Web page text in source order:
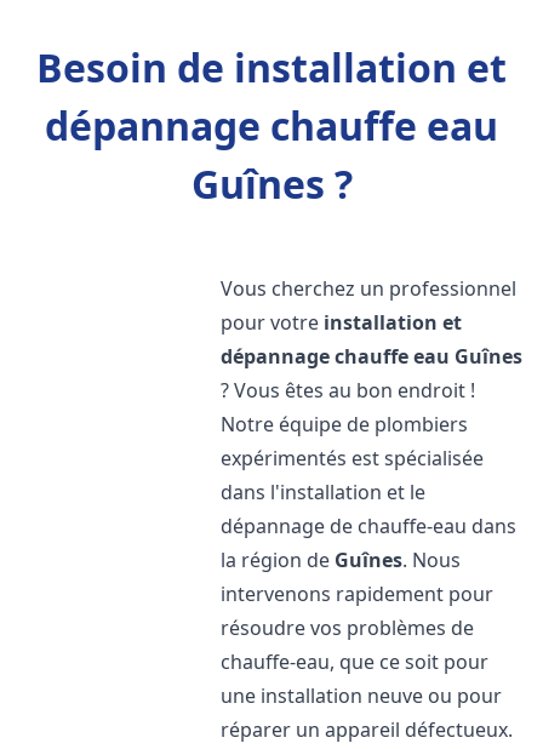
Besoin de installation et
dépannage chauffe eau
Guînes ?
Vous cherchez un professionnel
pour votre installation et
dépannage chauffe eau Guînes
? Vous êtes au bon endroit !
Notre équipe de plombiers
expérimentés est spécialisée
dans l'installation et le
dépannage de chauffe-eau dans
la région de Guînes. Nous
intervenons rapidement pour
résoudre vos problèmes de
chauffe-eau, que ce soit pour
une installation neuve ou pour
réparer un appareil défectueux.